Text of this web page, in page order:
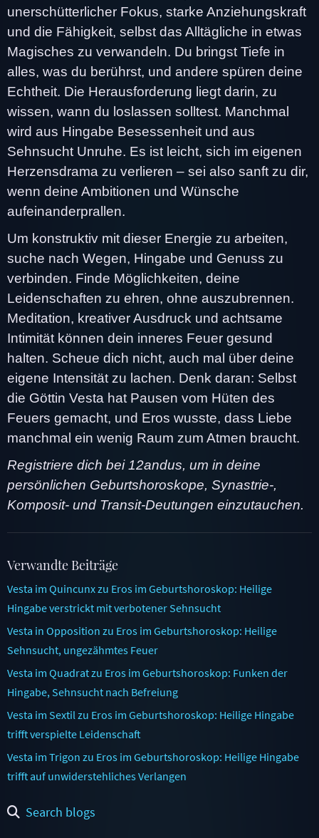
unerschütterlicher Fokus, starke Anziehungskraft
und die Fähigkeit, selbst das Alltägliche in etwas
Magisches zu verwandeln. Du bringst Tiefe in
alles, was du berührst, und andere spüren deine
Echtheit. Die Herausforderung liegt darin, zu
wissen, wann du loslassen solltest. Manchmal
wird aus Hingabe Besessenheit und aus
Sehnsucht Unruhe. Es ist leicht, sich im eigenen
Herzensdrama zu verlieren – sei also sanft zu dir,
wenn deine Ambitionen und Wünsche
aufeinanderprallen.
Um konstruktiv mit dieser Energie zu arbeiten,
suche nach Wegen, Hingabe und Genuss zu
verbinden. Finde Möglichkeiten, deine
Leidenschaften zu ehren, ohne auszubrennen.
Meditation, kreativer Ausdruck und achtsame
Intimität können dein inneres Feuer gesund
halten. Scheue dich nicht, auch mal über deine
eigene Intensität zu lachen. Denk daran: Selbst
die Göttin Vesta hat Pausen vom Hüten des
Feuers gemacht, und Eros wusste, dass Liebe
manchmal ein wenig Raum zum Atmen braucht.
Registriere dich bei 12andus, um in deine
persönlichen Geburtshoroskope, Synastrie-,
Komposit- und Transit-Deutungen einzutauchen.
Verwandte Beiträge
Vesta im Quincunx zu Eros im Geburtshoroskop: Heilige
Hingabe verstrickt mit verbotener Sehnsucht
Vesta in Opposition zu Eros im Geburtshoroskop: Heilige
Sehnsucht, ungezähmtes Feuer
Vesta im Quadrat zu Eros im Geburtshoroskop: Funken der
Hingabe, Sehnsucht nach Befreiung
Vesta im Sextil zu Eros im Geburtshoroskop: Heilige Hingabe
trifft verspielte Leidenschaft
Vesta im Trigon zu Eros im Geburtshoroskop: Heilige Hingabe
trifft auf unwiderstehliches Verlangen
Search blogs